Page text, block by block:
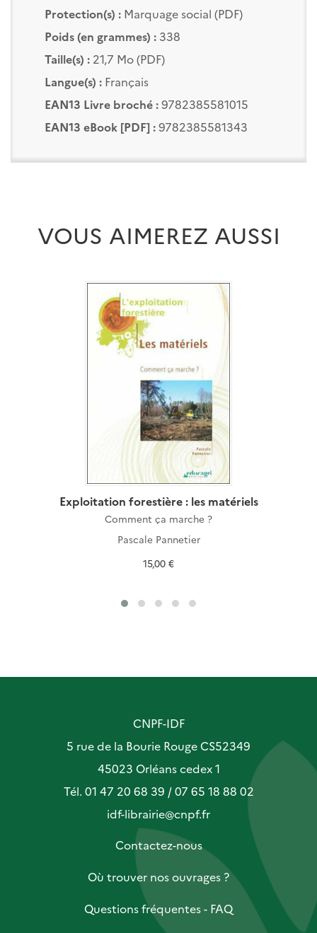
Protection(s) :Marquage social (PDF)
Poids (en grammes) :338
Taille(s) :21,7 Mo (PDF)
Langue(s) :Français
EAN13 Livre broché :9782385581015
EAN13 eBook [PDF] :9782385581343
VOUS AIMEREZ AUSSI
Exploitation forestière : les matériels
Comment ça marche ?
Pascale Pannetier
15,00 €
CNPF-IDF
5 rue de la Bourie Rouge CS52349
45023 Orléans cedex 1
Tél. 01 47 20 68 39 / 07 65 18 88 02
idf-librairie@cnpf.fr
Contactez-nous
Où trouver nos ouvrages ?
Questions fréquentes - FAQ